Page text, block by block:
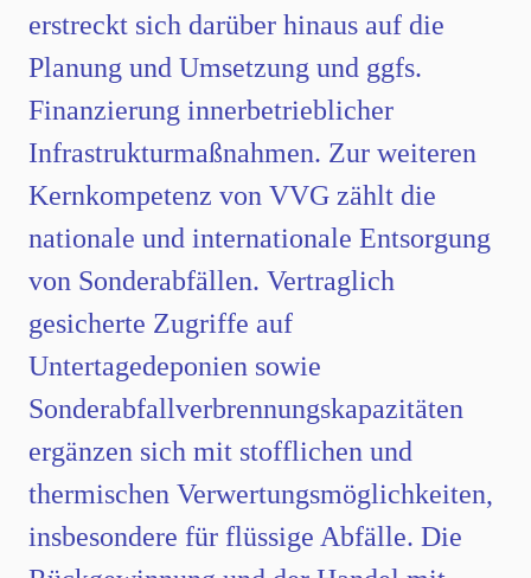
erstreckt sich darüber hinaus auf die
Planung und Umsetzung und ggfs.
Finanzierung innerbetrieblicher
Infrastrukturmaßnahmen. Zur weiteren
Kernkompetenz von VVG zählt die
nationale und internationale Entsorgung
von Sonderabfällen. Vertraglich
gesicherte Zugriffe auf
Untertagedeponien sowie
Sonderabfallverbrennungskapazitäten
ergänzen sich mit stofflichen und
thermischen Verwertungsmöglichkeiten,
insbesondere für flüssige Abfälle. Die